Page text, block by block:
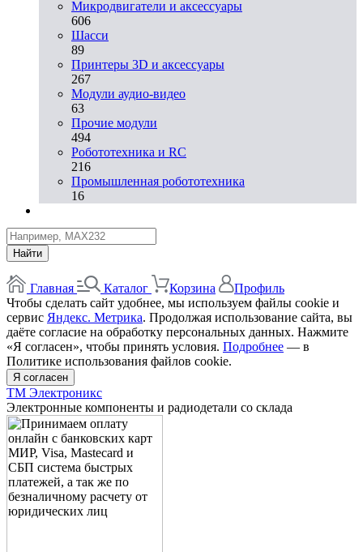
Микродвигатели и аксессуары
606
Шасси
89
Принтеры 3D и аксессуары
267
Модули аудио-видео
63
Прочие модули
494
Робототехника и RC
216
Промышленная робототехника
16
Найти
Главная Каталог Корзина
Профиль
Чтобы сделать сайт удобнее, мы используем файлы cookie и
сервис Яндекс. Метрика. Продолжая использование сайта, вы
даёте согласие на обработку персональных данных. Нажмите
«Я согласен», чтобы принять условия. Подробнее — в
Политике использования файлов cookie.
Я согласен
ТМ Электроникс
Электронные компоненты и радиодетали со склада